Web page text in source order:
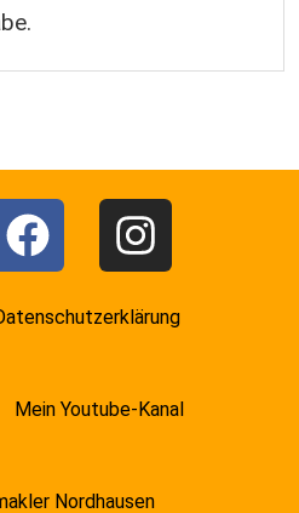
Mein Youtube-Kanal
Nordhausen